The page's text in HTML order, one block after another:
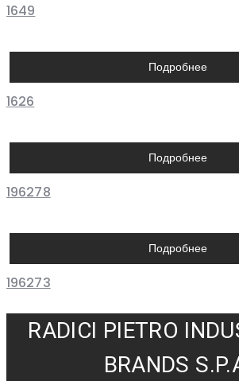
1649
Подробнее
1626
Подробнее
196278
Подробнее
196273
RADICI PIETRO
BRANDS